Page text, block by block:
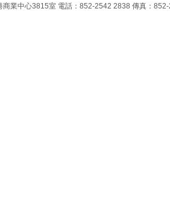
商業中心3815室 電話：852-2542 2838 傳真：